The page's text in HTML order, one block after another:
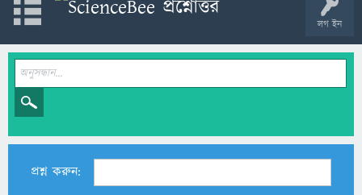
লগ ইন
প্রশ্ন করুন: